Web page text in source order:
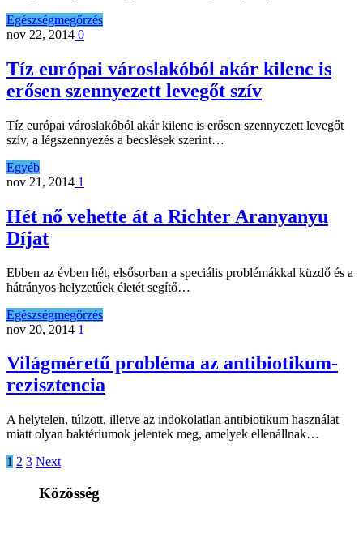
Egészségmegőrzés
nov 22, 2014 0
Tíz európai városlakóból akár kilenc is
erősen szennyezett levegőt szív
Tíz európai városlakóból akár kilenc is erősen szennyezett levegőt
szív, a légszennyezés a becslések szerint…
Egyéb
nov 21, 2014 1
Hét nő vehette át a Richter Aranyanyu
Díjat
Ebben az évben hét, elsősorban a speciális problémákkal küzdő és a
hátrányos helyzetűek életét segítő…
Egészségmegőrzés
nov 20, 2014 1
Világméretű probléma az antibiotikum-
rezisztencia
A helytelen, túlzott, illetve az indokolatlan antibiotikum használat
miatt olyan baktériumok jelentek meg, amelyek ellenállnak…
1 2 3 Next
Közösség